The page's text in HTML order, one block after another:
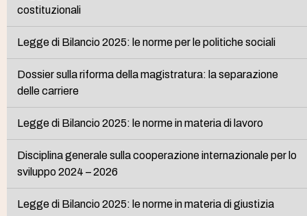
costituzionali
Legge di Bilancio 2025: le norme per le politiche sociali
Dossier sulla riforma della magistratura: la separazione
delle carriere
Legge di Bilancio 2025: le norme in materia di lavoro
Disciplina generale sulla cooperazione internazionale per lo
sviluppo 2024 – 2026
Legge di Bilancio 2025: le norme in materia di giustizia